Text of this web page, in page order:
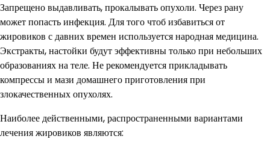
Запрещено выдавливать, прокалывать опухоли. Через рану
может попасть инфекция. Для того чтоб избавиться от
жировиков с давних времен используется народная медицина.
Экстракты, настойки будут эффективны только при небольших
образованиях на теле. Не рекомендуется прикладывать
компрессы и мази домашнего приготовления при
злокачественных опухолях.
Наиболее действенными, распространенными вариантами
лечения жировиков являются: